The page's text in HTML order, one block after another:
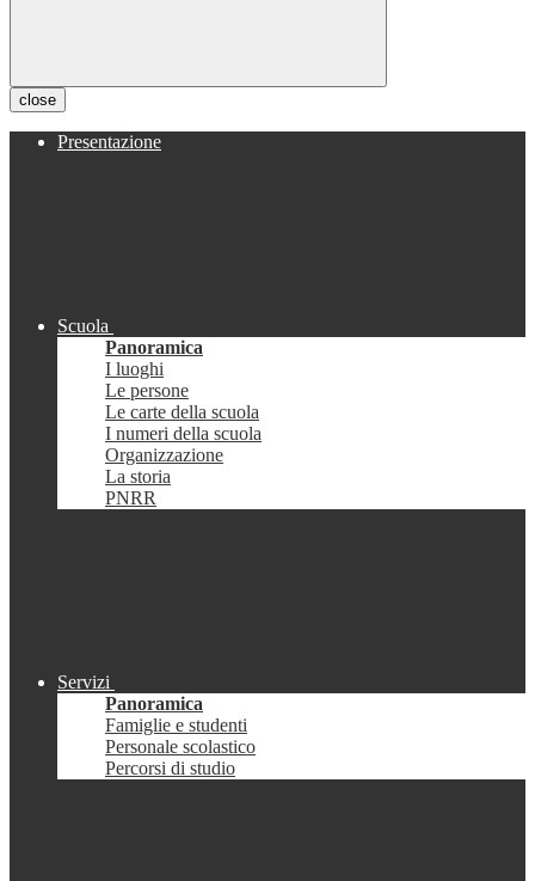
close
Presentazione
Scuola
Panoramica
I luoghi
Le persone
Le carte della scuola
I numeri della scuola
Organizzazione
La storia
PNRR
Servizi
Panoramica
Famiglie e studenti
Personale scolastico
Percorsi di studio